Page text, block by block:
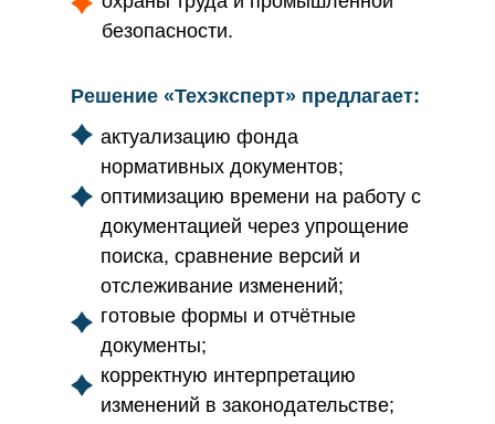
безопасности.
Решение «Техэксперт» предлагает:
актуализацию фонда
нормативных документов;
оптимизацию времени на работу с
документацией через упрощение
поиска, сравнение версий и
отслеживание изменений;
готовые формы и отчётные
документы;
корректную интерпретацию
изменений в законодательстве;